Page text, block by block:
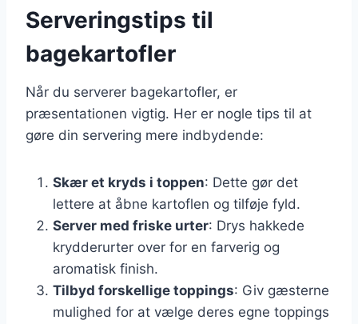
Serveringstips til
bagekartofler
Når du serverer bagekartofler, er
præsentationen vigtig. Her er nogle tips til at
gøre din servering mere indbydende:
Skær et kryds i toppen: Dette gør det
lettere at åbne kartoflen og tilføje fyld.
Server med friske urter: Drys hakkede
krydderurter over for en farverig og
aromatisk finish.
Tilbyd forskellige toppings: Giv gæsterne
mulighed for at vælge deres egne toppings